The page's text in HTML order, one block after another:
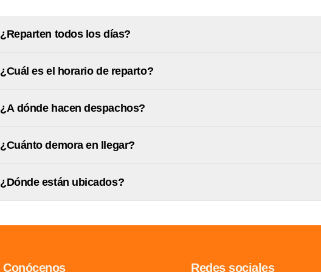
¿Reparten todos los días?
¿Cuál es el horario de reparto?
¿A dónde hacen despachos?
¿Cuánto demora en llegar?
¿Dónde están ubicados?
Conócenos Redes sociales